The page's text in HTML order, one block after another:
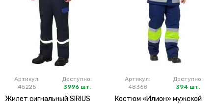
Артикул:
45225
Доступно:
3996 шт.
Жилет сигнальный SIRIUS
Артикул:
48368
Доступно:
394 шт.
Костюм «Илион» мужской